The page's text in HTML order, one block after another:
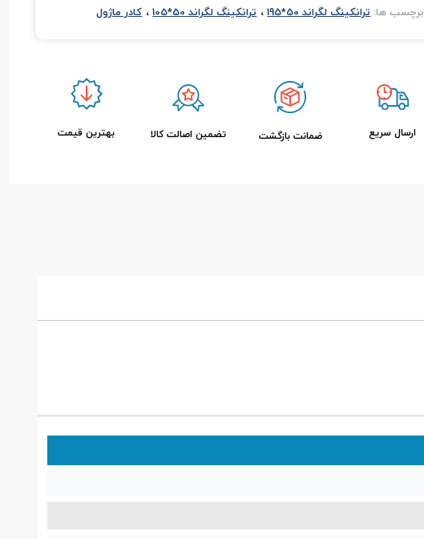
برچسب ها: ترانکینگ لگراند 50*195 ،ترانکینگ لگراند 50*105 ،کادر ماژول
ارسال سریع ضمانت بازگشت تضمین اصالت کالا بهترین قیمت